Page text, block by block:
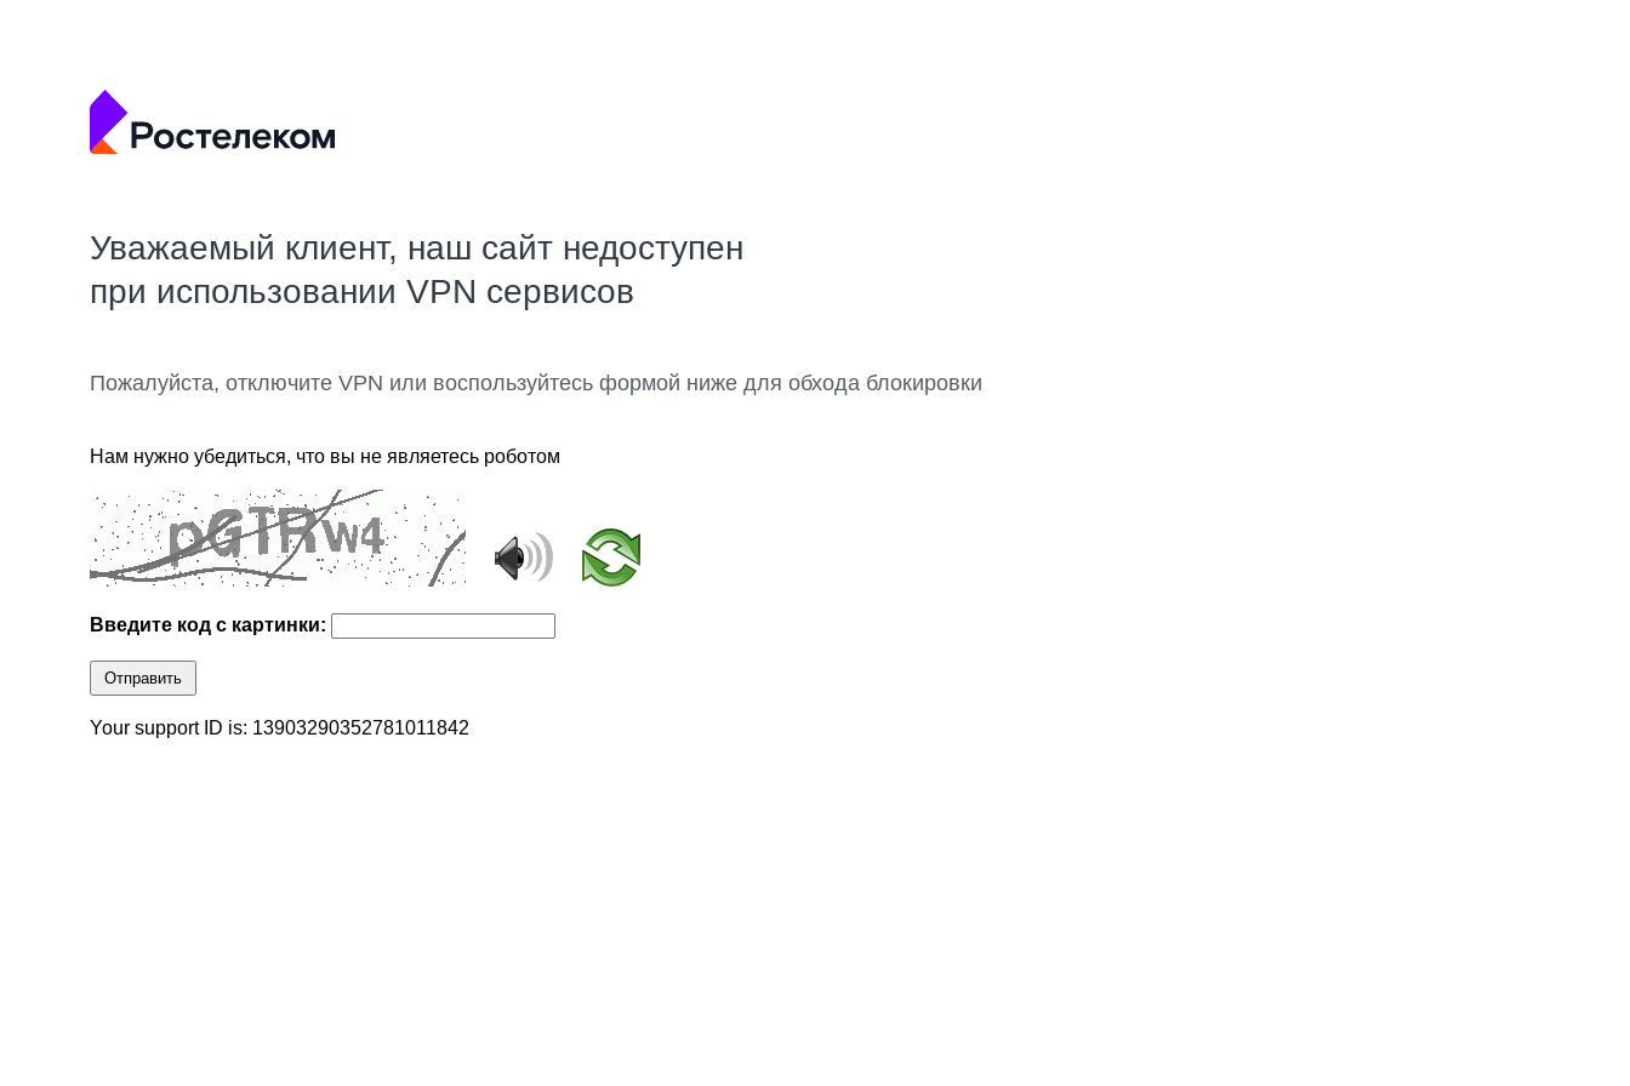
Уважаемый клиент, наш сайт недоступен
при использовании VPN сервисов
Пожалуйста, отключите VPN или воспользуйтесь формой ниже для обхода блокировки
Нам нужно убедиться, что вы не являетесь роботом
Введите код с картинки:
Отправить
Your support ID is: 13903290352781011842